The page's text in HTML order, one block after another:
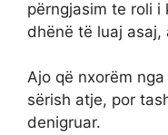
përngjasim te roli i
dhënë të luaj
Ajo që nxorëm
sërish atje, por
denigruar.